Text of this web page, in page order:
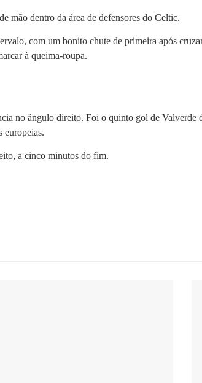
mão dentro da área de defensores do Celtic.
com um bonito chute de primeira após
à queima-roupa.
no ângulo direito. Foi o quinto gol de Valverde
europeias.
a cinco minutos do fim.